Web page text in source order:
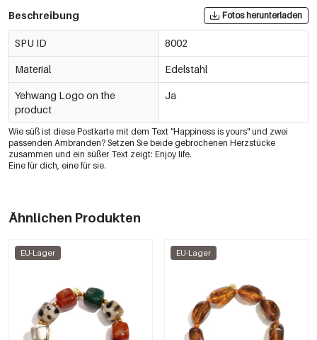
Beschreibung Fotos herunterladen
SPU ID 8002
Material Edelstahl
Yehwang Logo on the
product
Ja
Wie süß ist diese Postkarte mit dem Text "Happiness is yours" und zwei
passenden Ambranden? Setzen Sie beide gebrochenen Herzstücke
zusammen und ein süßer Text zeigt: Enjoy life.
Eine für dich, eine für sie.
Ähnlichen Produkten
EU-Lager EU-Lager